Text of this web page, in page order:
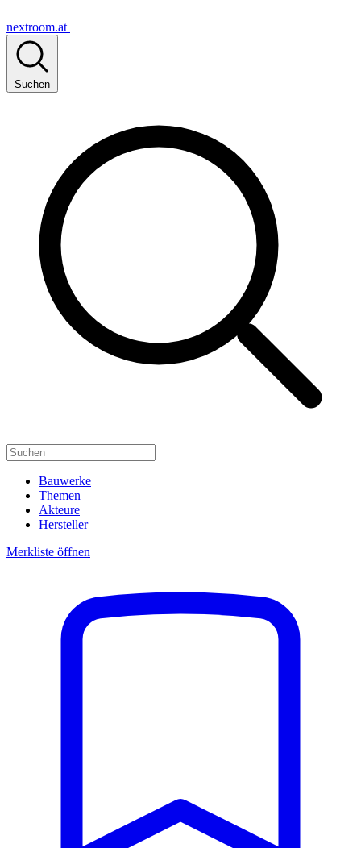
nextroom.at
Suchen
Bauwerke
Themen
Akteure
Hersteller
Merkliste öffnen